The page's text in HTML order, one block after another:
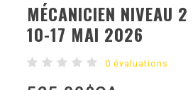
MÉCANICIEN NIVEAU
10-17 MAI 2026
0 évaluations